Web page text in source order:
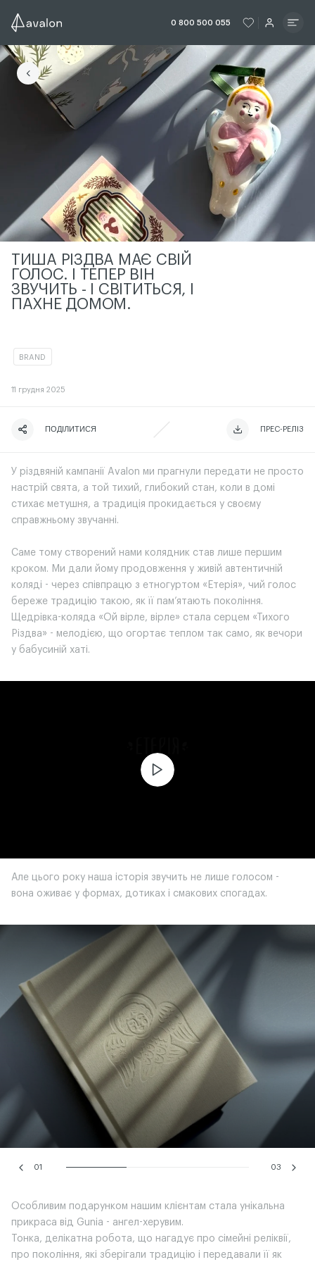
0 800 500 055 ЧИТАТИ ІСТОРІЮ
ЧИТАТИ
ЧИТАТИ ІСТОРІЮ
ТИША РІЗДВА МАЄ СВІЙ
ГОЛОС. І ТЕПЕР ВІН
ЗВУЧИТЬ - І СВІТИТЬСЯ, І
ПАХНЕ ДОМОМ.
BRAND
11 грудня 2025
ЧИТАТИ ІСТОРІЮ
ПОДІЛИТИСЯ ПРЕС-РЕЛІЗ
ЧИТАТИ ІСТОРІЮ
У різдвяній кампанії Avalon ми прагнули передати не просто
настрій свята, а той тихий, глибокий стан, коли в домі
стихає метушня, а традиція прокидається у своєму
справжньому звучанні.
Саме тому створений нами колядник став лише першим
кроком. Ми дали йому продовження у живій автентичній
коляді - через співпрацю з етногуртом «Етерія», чий голос
береже традицію такою, як її пам’ятають покоління.
Щедрівка-коляда «Ой вірле, вірле» стала серцем «Тихого
Різдва» - мелодією, що огортає теплом так само, як вечори
у бабусиній хаті.
ЧИТАТИ ІСТОРІЮ
Але цього року наша історія звучить не лише голосом -
вона оживає у формах, дотиках і смакових спогадах.
01 03
Особливим подарунком нашим клієнтам стала унікальна
прикраса від Gunia - ангел-херувим.
Тонка, делікатна робота, що нагадує про сімейні реліквії,
про покоління, які зберігали традицію і передавали її як